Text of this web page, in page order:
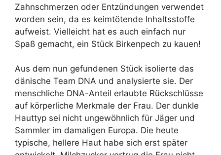
Zahnschmerzen oder Entzündungen verwendet
worden sein, da es keimtötende Inhaltsstoffe
aufweist. Vielleicht hat es auch einfach nur
Spaß gemacht, ein Stück Birkenpech zu kauen!
Aus dem nun gefundenen Stück isolierte das
dänische Team DNA und analysierte sie. Der
menschliche DNA-Anteil erlaubte Rückschlüsse
auf körperliche Merkmale der Frau. Der dunkle
Hauttyp sei nicht ungewöhnlich für Jäger und
Sammler im damaligen Europa. Die heute
typische, hellere Haut habe sich erst später